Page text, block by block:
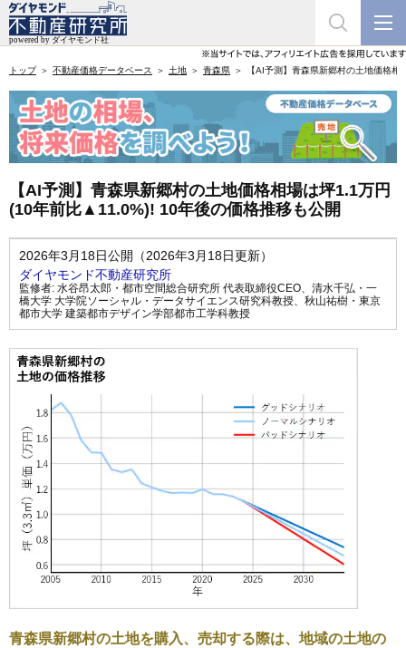
トップ 不動産価格データベース 土地 青森県 【AI予測】青森県新郷村の土地価格
【AI予測】青森県新郷村の土地価格相場は坪1.1万円
(10年前比▲11.0%)! 10年後の価格推移も公開
2026年3月18日公開（2026年3月18日更新）
ダイヤモンド不動産研究所
監修者: 水谷昂太郎・都市空間総合研究所 代表取締役CEO、 清水千弘・一
橋大学 大学院ソーシャル・データサイエンス研究科教授、 秋山祐樹・東京
都市大学 建築都市デザイン学部都市工学科教授
青森県新郷村の土地を購入、売却する際は、地域の土地の